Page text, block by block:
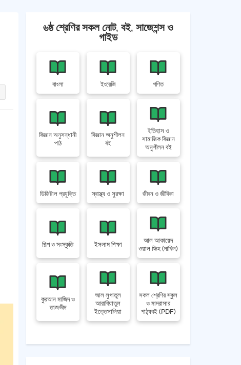
৬ষ্ঠ শ্রেণির সকল নোট, বই, সাজেশন্স ও
গাইড
বাংলা ইংরেজি গণিত
বিজ্ঞান অনুসন্ধানী
পাঠ
বিজ্ঞান অনুশীলন
বই
ইতিহাস ও
সামাজিক বিজ্ঞান
অনুশীলন বই
ডিজিটাল প্রযুক্তি স্বাস্থ্য ও সুরক্ষা জীবন ও জীবিকা
শিল্প ও সংস্কৃতি ইসলাম শিক্ষা
আল আকায়েদ
ওয়াল ফিক্হ (দাখিল)
কুরআন মাজিদ ও
তাজভীদ
আল লুগাতুল
আরাবিয়াতুল
ইত্তেসালিয়া
সকল শ্রেণির স্কুল
ও মাদরাসার
পাঠ্যবই (PDF)